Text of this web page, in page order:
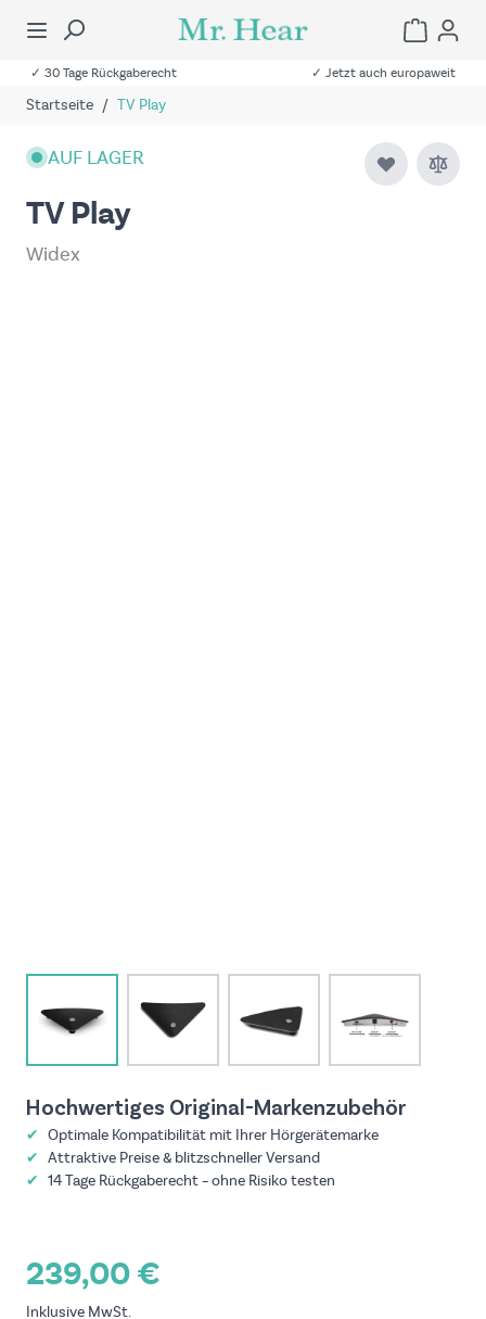
✓ 30 Tage Rückgaberecht ✓ Jetzt auch europaweit
Startseite / TV Play
TV Play
Widex
Hochwertiges Original-Marken­zubehör
✔ Optimale Kompatibilität mit Ihrer Hörgeräte­marke
✔ Attraktive Preise & blitzschneller Versand
✔ 14 Tage Rückgaberecht – ohne Risiko testen
AUF LAGER
239,00 €
Inklusive MwSt.